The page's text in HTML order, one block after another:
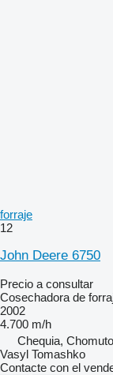
forraje
12
John Deere 6750
Precio a consultar
Cosechadora de
2002
4.700 m/h
Chequia,
Vasyl Tomashko
Contacte con el